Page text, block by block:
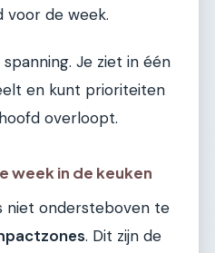
voor de week.
Je ziet in één
en kunt prioriteiten
overloopt.
week in de keuken
niet ondersteboven te
. Dit zijn de